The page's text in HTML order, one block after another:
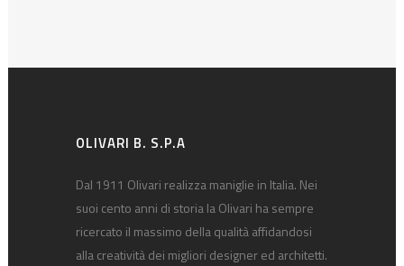
OLIVARI B. S.P.A
Dal 1911 Olivari realizza maniglie in Italia. Nei
suoi cento anni di storia la Olivari ha sempre
ricercato il massimo della qualità affidandosi
alla creatività dei migliori designer ed architetti.